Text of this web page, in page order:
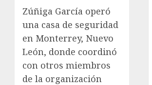
Zúñiga García operó
una casa de seguridad
en Monterrey, Nuevo
León, donde coordinó
con otros miembros
de la organización